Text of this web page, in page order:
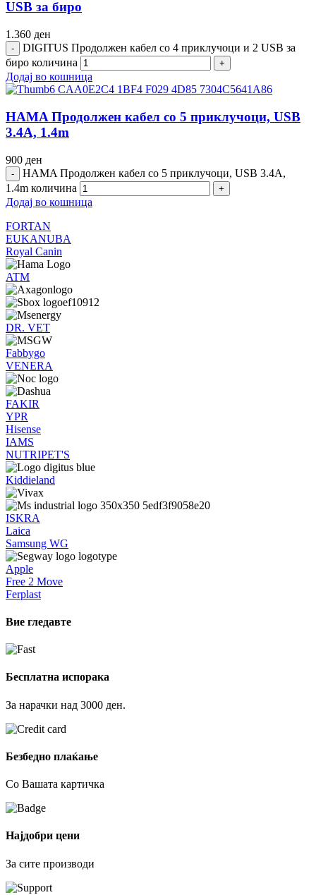
USB за биро
1.360 ден
DIGITUS Продолжен кабел со 4 приклучоци и 2 USB за
биро количина
Додај во кошница
HAMA Продолжен кабел со 5 приклучоци, USB
3.4A, 1.4m
900 ден
HAMA Продолжен кабел со 5 приклучоци, USB 3.4A,
1.4m количина
Додај во кошница
FORTAN
EUKANUBA
Royal Canin
ATM
DR. VET
Fabbygo
VENERA
FAKIR
YPR
Hisense
IAMS
NUTRIPET'S
Kiddieland
ISKRA
Laica
Samsung WG
Apple
Free 2 Move
Ferplast
Вие гледавте
Бесплатна испорака
За нарачки над 3000 ден.
Безбедно плаќање
Со Вашата картичка
Најдобри цени
За сите производи